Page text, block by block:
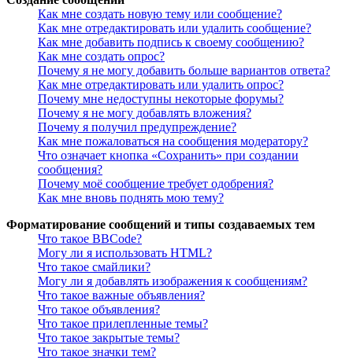
Как мне создать новую тему или сообщение?
Как мне отредактировать или удалить сообщение?
Как мне добавить подпись к своему сообщению?
Как мне создать опрос?
Почему я не могу добавить больше вариантов ответа?
Как мне отредактировать или удалить опрос?
Почему мне недоступны некоторые форумы?
Почему я не могу добавлять вложения?
Почему я получил предупреждение?
Как мне пожаловаться на сообщения модератору?
Что означает кнопка «Сохранить» при создании
сообщения?
Почему моё сообщение требует одобрения?
Как мне вновь поднять мою тему?
Форматирование сообщений и типы создаваемых тем
Что такое BBCode?
Могу ли я использовать HTML?
Что такое смайлики?
Могу ли я добавлять изображения к сообщениям?
Что такое важные объявления?
Что такое объявления?
Что такое прилепленные темы?
Что такое закрытые темы?
Что такое значки тем?